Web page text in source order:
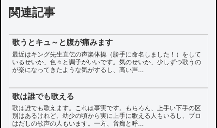
関連記事
歌うとキュ～と腹が痛みます
最近はキング先生直伝の声楽体操（勝手に命名しました！）をして
いるせいか、色々と調子がいいです。気のせいか、少しずつ歌うの
が楽になってきたような気がするし、高い声...
歌は誰でも歌える
歌は誰でも歌えます。これは事実です。もちろん、上手い下手の区
別はあるけれど、幼少の頃から実に上手に歌える人もいるし、プロ
はだしの歌声の人もいます。一方、音痴と呼...